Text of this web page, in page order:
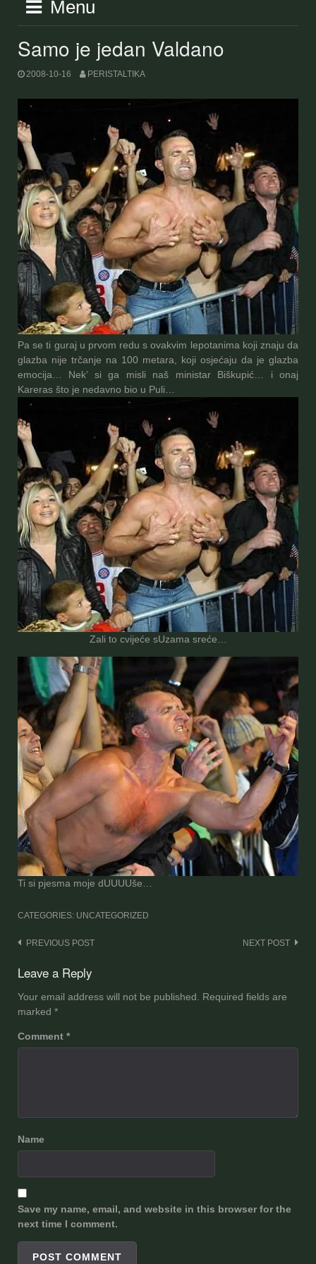
Menu
Samo je jedan Valdano
2008-10-16 PERISTALTIKA
Pa se ti guraj u prvom redu s ovakvim lepotanima koji znaju da
glazba nije trčanje na 100 metara, koji osjećaju da je glazba
emocija… Nek’ si ga misli naš ministar Biškupić… i onaj
Kareras što je nedavno bio u Puli…
Zali to cvijeće sUzama sreće…
Ti si pjesma moje dUUUUše…
CATEGORIES: UNCATEGORIZED
Post
navigation
PREVIOUS POST NEXT POST
Leave a Reply
Your email address will not be published.
Required fields are
marked *
Comment *
Name
Save my name, email, and website in this browser for the
next time I comment.